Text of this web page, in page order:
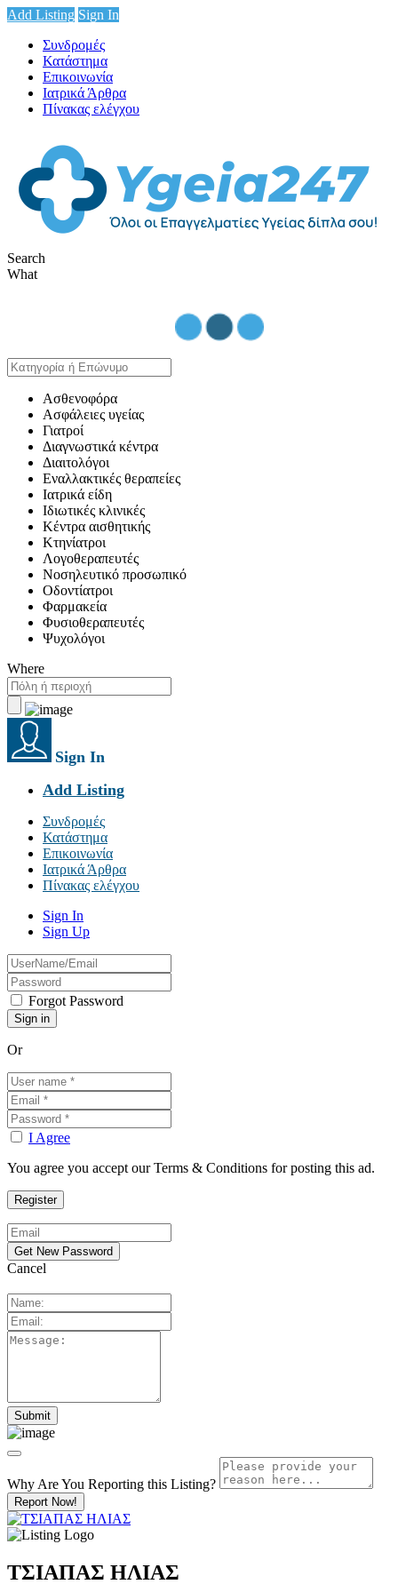
Add Listing Sign In
Συνδρομές
Κατάστημα
Επικοινωνία
Ιατρικά Άρθρα
Πίνακας ελέγχου
Search
What
Ασθενοφόρα
Ασφάλειες υγείας
Γιατροί
Διαγνωστικά κέντρα
Διαιτολόγοι
Εναλλακτικές θεραπείες
Ιατρικά είδη
Ιδιωτικές κλινικές
Κέντρα αισθητικής
Κτηνίατροι
Λογοθεραπευτές
Νοσηλευτικό προσωπικό
Οδοντίατροι
Φαρμακεία
Φυσιοθεραπευτές
Ψυχολόγοι
Where
Sign In
Add Listing
Συνδρομές
Κατάστημα
Επικοινωνία
Ιατρικά Άρθρα
Πίνακας ελέγχου
Sign In
Sign Up
Forgot Password
Or
I Agree
You agree you accept our Terms & Conditions for posting this ad.
Cancel
Why Are You Reporting this Listing?
Report Now!
ΤΣΙΑΠΑΣ ΗΛΙΑΣ